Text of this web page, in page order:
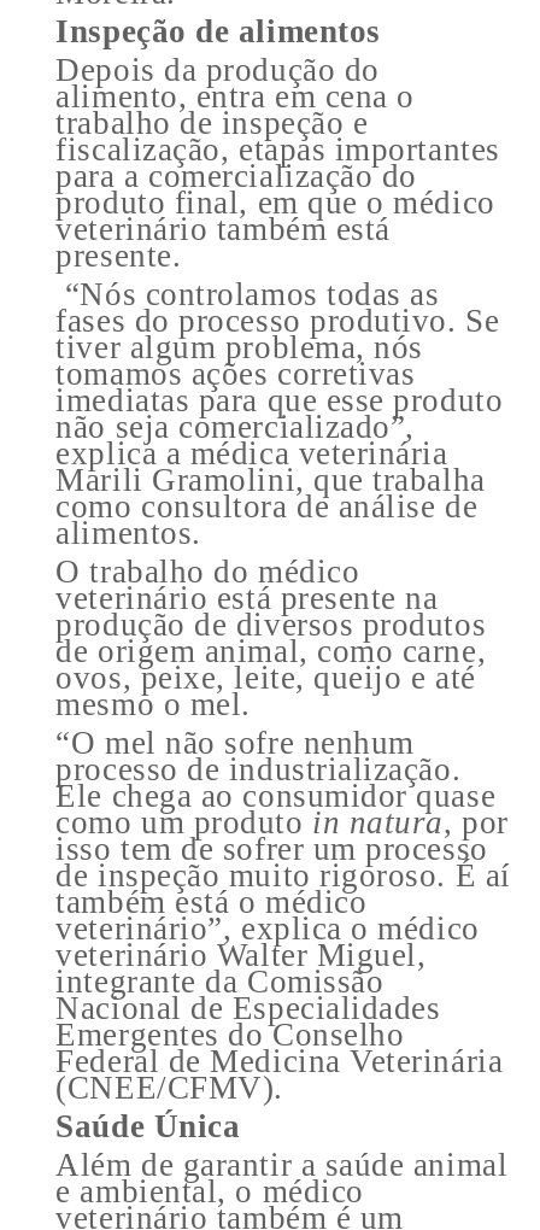
Inspeção de alimentos
Depois da produção do
alimento, entra em cena o
trabalho de inspeção e
fiscalização, etapas importantes
para a comercialização do
produto final, em que o médico
veterinário também está
presente.
“Nós controlamos todas as
fases do processo produtivo. Se
tiver algum problema, nós
tomamos ações corretivas
imediatas para que esse produto
não seja comercializado”,
explica a médica veterinária
Marili Gramolini, que trabalha
como consultora de análise de
alimentos.
O trabalho do médico
veterinário está presente na
produção de diversos produtos
de origem animal, como carne,
ovos, peixe, leite, queijo e até
mesmo o mel.
“O mel não sofre nenhum
processo de industrialização.
Ele chega ao consumidor quase
como um produto in natura, por
isso tem de sofrer um processo
de inspeção muito rigoroso. É aí
também está o médico
veterinário”, explica o médico
veterinário Walter Miguel,
integrante da Comissão
Nacional de Especialidades
Emergentes do Conselho
Federal de Medicina Veterinária
(CNEE/CFMV).
Saúde Única
Além de garantir a saúde animal
e ambiental, o médico
veterinário também é um